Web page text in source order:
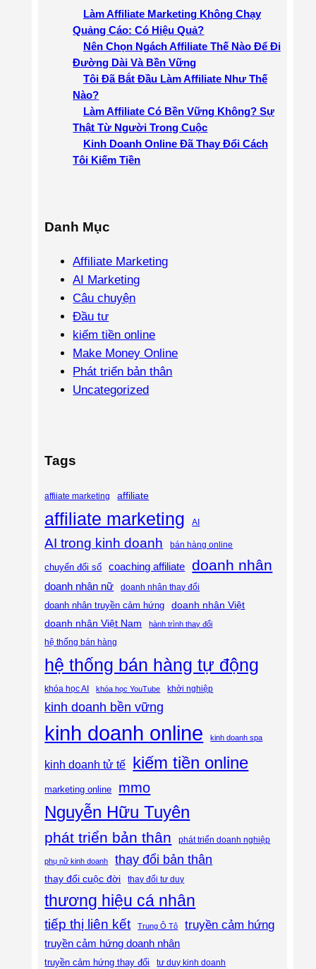
Làm Affiliate Marketing Không Chạy
Quảng Cáo: Có Hiệu Quả?
Nên Chọn Ngách Affiliate Thế Nào Để Đi
Đường Dài Và Bền Vững
Tôi Đã Bắt Đầu Làm Affiliate Như Thế
Nào?
Làm Affiliate Có Bền Vững Không? Sự
Thật Từ Người Trong Cuộc
Kinh Doanh Online Đã Thay Đổi Cách
Tôi Kiếm Tiền
Danh Mục
Affiliate Marketing
AI Marketing
Câu chuyện
Đầu tư
kiếm tiền online
Make Money Online
Phát triển bản thân
Uncategorized
Tags
affiiate marketing affiliate
affiliate marketing AI
AI trong kinh doanh bán hàng online
chuyển đổi số coaching affiliate doanh nhân
doanh nhân nữ doanh nhân thay đổi
doanh nhân truyền cảm hứng
doanh nhân Việt
doanh nhân Việt Nam
hành trình thay đổi
hệ thống bán hàng
hệ thống bán hàng tự động
khóa học AI khóa học YouTube khởi nghiệp
kinh doanh bền vững
kinh doanh online kinh doanh spa
kinh doanh tử tế kiếm tiền online
marketing online mmo
Nguyễn Hữu Tuyên
phát triển bản thân phát triển doanh nghiệp
phụ nữ kinh doanh thay đổi bản thân
thay đổi cuộc đời thay đổi tư duy
thương hiệu cá nhân
tiếp thị liên kết Trung Ô Tô truyền cảm hứng
truyền cảm hứng doanh nhân
truyền cảm hứng thay đổi tư duy kinh doanh